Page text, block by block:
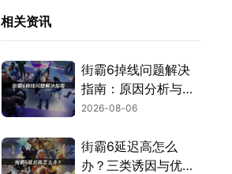
相关资讯
街霸6掉线问题解决
指南：原因分析与网
络优化技巧！
2026-08-06
街霸6延迟高怎么
办？三类诱因与优化